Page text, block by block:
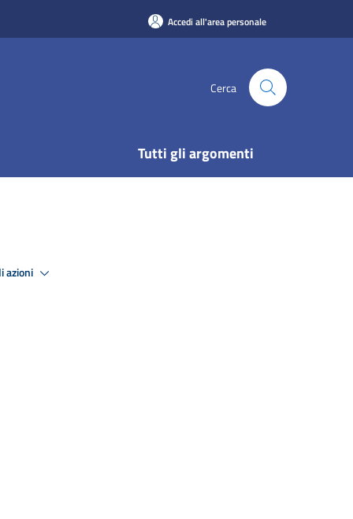
Accedi all'area personale
Cerca
Tutti gli argomenti
azioni